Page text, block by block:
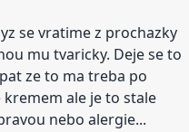
se vratime z prochazky
mu tvaricky. Deje se to
ze to ma treba po
ale je to stale
nebo alergie...